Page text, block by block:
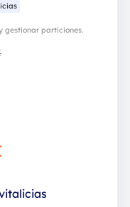
gestionar particiones.